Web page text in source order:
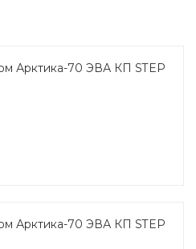
Арктика-70 ЭВА КП STEP
Арктика-70 ЭВА КП STEP